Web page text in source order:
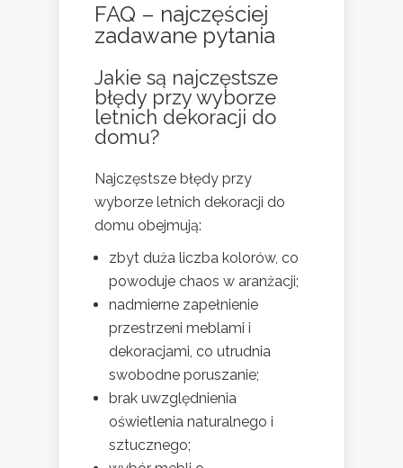
FAQ – najczęściej
zadawane pytania
Jakie są najczęstsze
błędy przy wyborze
letnich dekoracji do
domu?
Najczęstsze błędy przy
wyborze letnich dekoracji do
domu obejmują:
zbyt duża liczba kolorów, co
powoduje chaos w aranżacji;
nadmierne zapełnienie
przestrzeni meblami i
dekoracjami, co utrudnia
swobodne poruszanie;
brak uwzględnienia
oświetlenia naturalnego i
sztucznego;